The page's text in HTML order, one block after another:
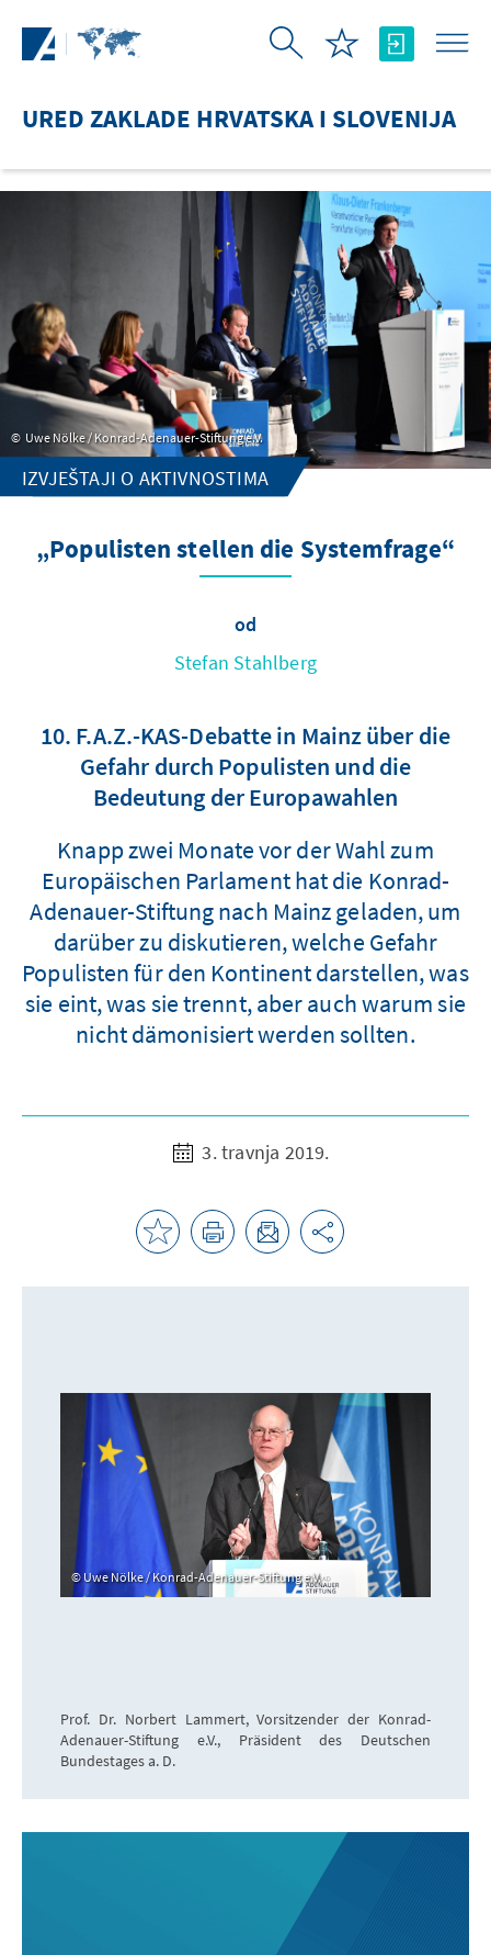
URED ZAKLADE HRVATSKA I SLOVENIJA
Uwe Nölke / Konrad-Adenauer-Stiftung e.V.
IZVJEŠTAJI O AKTIVNOSTIMA
„Populisten stellen die Systemfrage“
od
Stefan Stahlberg
10. F.A.Z.-KAS-Debatte in Mainz über die
Gefahr durch Populisten und die
Bedeutung der Europawahlen
Knapp zwei Monate vor der Wahl zum
Europäischen Parlament hat die Konrad-
Adenauer-Stiftung nach Mainz geladen, um
darüber zu diskutieren, welche Gefahr
Populisten für den Kontinent darstellen, was
sie eint, was sie trennt, aber auch warum sie
nicht dämonisiert werden sollten.
3. travnja 2019.
Uwe Nölke / Konrad-Adenauer-Stiftung e.V.
Prof. Dr. Norbert Lammert, Vorsitzender der Konrad-
Adenauer-Stiftung e.V., Präsident des Deutschen
Bundestages a. D.